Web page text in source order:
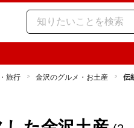
旅行 金沢のグルメ・お土産 伝